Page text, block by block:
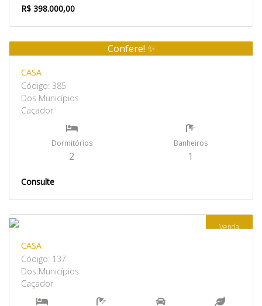
R$ 398.000,00
Venda
Confere! ✨
CASA
Código: 385
Dos Municípios
Caçador
Dormitórios
2
Banheiros
1
Consulte
Venda
CASA
Código: 137
Dos Municípios
Caçador